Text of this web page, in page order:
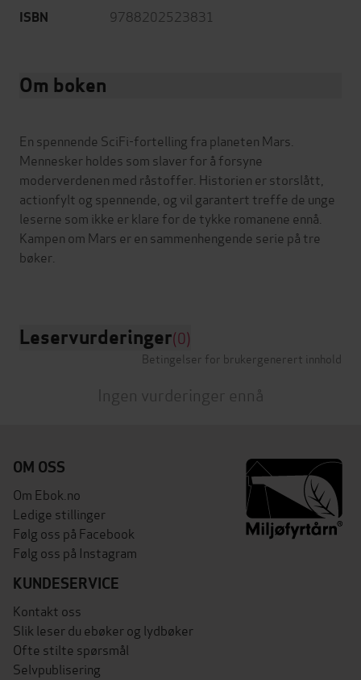
ISBN 9788202523831
Om boken
En spennende SciFi-fortelling fra planeten Mars.
Mennesker holdes som slaver for å forsyne
moderverdenen med råstoffer. Historien er storslått,
actionfylt og spennende, og vil garantert treffe de unge
leserne som ikke er klare for de tykke romanene ennå.
Kampen om Mars er en sammenhengende serie på tre
bøker.
Leservurderinger(0)
Betingelser for brukergenerert innhold
Ingen vurderinger ennå
OM OSS
Om Ebok.no
Ledige stillinger
Følg oss på Facebook
Følg oss på Instagram
KUNDESERVICE
Kontakt oss
Slik leser du ebøker og lydbøker
Ofte stilte spørsmål
Selvpublisering